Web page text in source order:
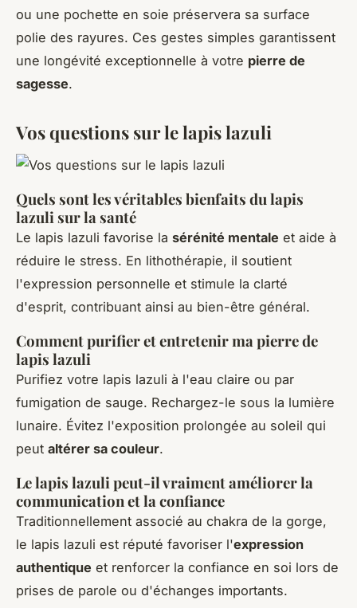
ou une pochette en soie préservera sa surface
polie des rayures. Ces gestes simples garantissent
une longévité exceptionnelle à votre pierre de
sagesse.
Vos questions sur le lapis lazuli
Quels sont les véritables bienfaits du lapis
lazuli sur la santé
Le lapis lazuli favorise la sérénité mentale et aide à
réduire le stress. En lithothérapie, il soutient
l'expression personnelle et stimule la clarté
d'esprit, contribuant ainsi au bien-être général.
Comment purifier et entretenir ma pierre de
lapis lazuli
Purifiez votre lapis lazuli à l'eau claire ou par
fumigation de sauge. Rechargez-le sous la lumière
lunaire. Évitez l'exposition prolongée au soleil qui
peut altérer sa couleur.
Le lapis lazuli peut-il vraiment améliorer la
communication et la confiance
Traditionnellement associé au chakra de la gorge,
le lapis lazuli est réputé favoriser l'expression
authentique et renforcer la confiance en soi lors de
prises de parole ou d'échanges importants.